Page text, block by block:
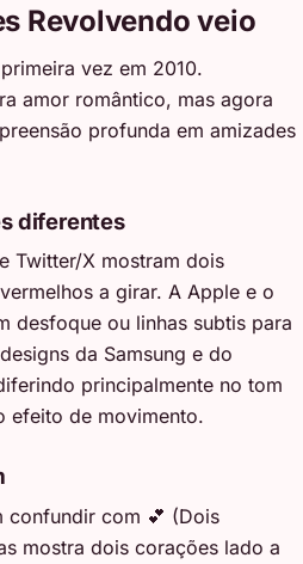
Revolvendo veio
vez em 2010.
amor romântico, mas agora
profunda em amizades
diferentes
Twitter/X mostram dois
a girar. A Apple e o
desfoque ou linhas subtis para
da Samsung e do
principalmente no tom
efeito de movimento.
confundir com 💕 (Dois
mostra dois corações lado a